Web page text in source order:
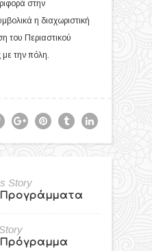
στην
η διαχωριστική
του Περιαστικού
την πόλη.
Story